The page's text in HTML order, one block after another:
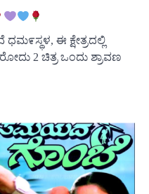
ಧಮ೯ಸ್ಥಳ, ಈ ಕ್ಷೇತ್ರದಲ್ಲಿ
2 ಚಿತ್ರ ಒಂದು ಶ್ರಾವಣ